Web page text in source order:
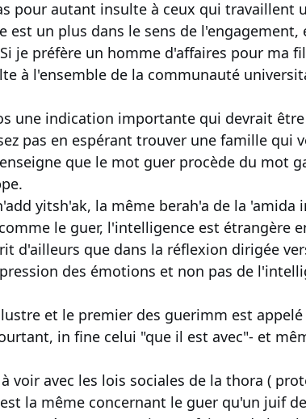
pour autant insulte à ceux qui travaillent
est un plus dans le sens de
je préfère un homme d'affaires pour ma
à l'ensemble de la communauté
une indication importante qui devrait
pas en espérant trouver une famille qui
que le mot guer procède du mot
yitsh'ak, la même berah'a de la 'amida
le guer, l'intelligence est étrangère
d'ailleurs que dans la réflexion dirigée
des émotions et non pas de
et le premier des guerimm est
in fine celui "que il est avec"- et
voir avec les lois sociales de la thora (
la même concernant le guer qu'un juif